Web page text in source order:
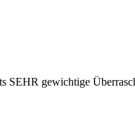
SEHR gewichtige